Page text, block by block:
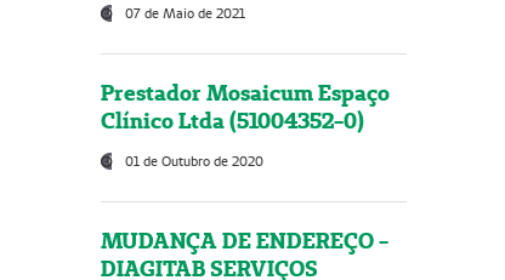
07 de Maio de 2021
Prestador Mosaicum Espaço
Clínico Ltda (51004352-0)
01 de Outubro de 2020
MUDANÇA DE ENDEREÇO -
DIAGITAB SERVIÇOS